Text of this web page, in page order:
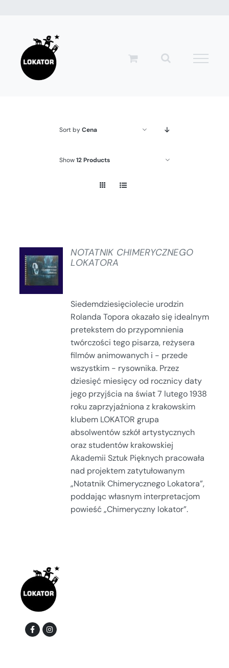
zawartości
Sort byCena
Show12 Products
SZCZEGÓŁY
NOTATNIK CHIMERYCZNEGO
LOKATORA
Siedemdziesięciolecie urodzin
Rolanda Topora okazało się idealnym
pretekstem do przypomnienia
twórczości tego pisarza, reżysera
filmów animowanych i - przede
wszystkim - rysownika. Przez
dziesięć miesięcy od rocznicy daty
jego przyjścia na świat 7 lutego 1938
roku zaprzyjaźniona z krakowskim
klubem LOKATOR grupa
absolwentów szkół artystycznych
oraz studentów krakowskiej
Akademii Sztuk Pięknych pracowała
nad projektem zatytułowanym
„Notatnik Chimerycznego Lokatora”,
poddając własnym interpretacjom
powieść „Chimeryczny lokator”.